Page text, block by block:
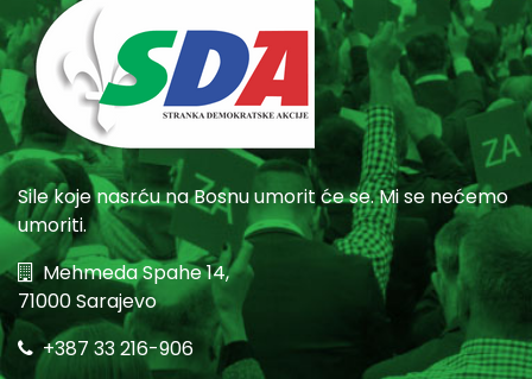
Sile koje nasrću na Bosnu umorit će se. Mi se nećemo
umoriti.
Mehmeda Spahe 14,
71000 Sarajevo
+387 33 216-906